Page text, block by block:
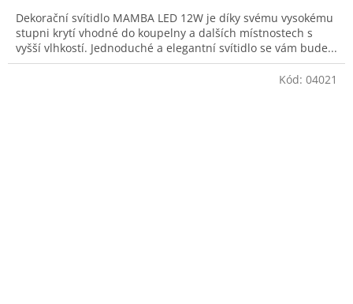
Dekorační svítidlo MAMBA LED 12W je díky svému vysokému
stupni krytí vhodné do koupelny a dalších místnostech s
vyšší vlhkostí. Jednoduché a elegantní svítidlo se vám bude...
Kód: 04021